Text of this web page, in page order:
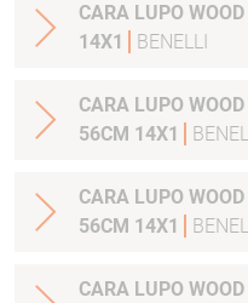
CARA LUPO WOOD DE LUXE
14X1
BENELLI
CARA LUPO WOOD
56CM 14X1
CARA LUPO WOOD
56CM 14X1
CARA LUPO